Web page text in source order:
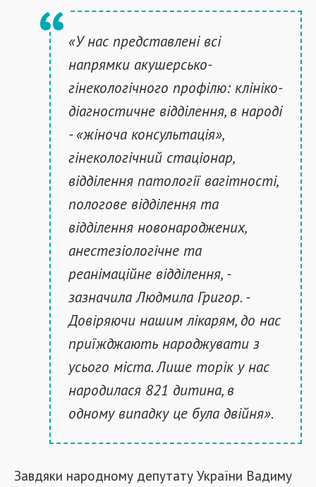
«У нас представлені всі
напрямки акушерсько-
гінекологічного профілю: клініко-
діагностичне відділення, в народі
- «жіноча консультація»,
гінекологічний стаціонар,
відділення патології вагітності,
пологове відділення та
відділення новонароджених,
анестезіологічне та
реанімаційне відділення, -
зазначила Людмила Григор. -
Довіряючи нашим лікарям, до нас
приїжджають народжувати з
усього міста. Лише торік у нас
народилася 821 дитина, в
одному випадку це була двійня».
Завдяки народному депутату України Вадиму